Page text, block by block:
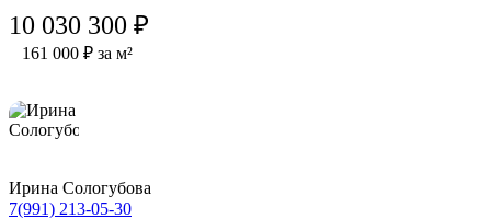
10 030 300 ₽
161 000 ₽ за м²
Ирина Сологубова
7(991) 213-05-30